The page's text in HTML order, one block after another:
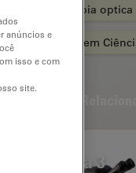
Microscopia optica
Pesquisa em
Ivesta 3
anúncios e
isso e com
site.